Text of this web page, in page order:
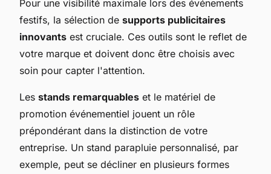
Pour une visibilité maximale lors des événements
festifs, la sélection de supports publicitaires
innovants est cruciale. Ces outils sont le reflet de
votre marque et doivent donc être choisis avec
soin pour capter l'attention.
Les stands remarquables et le matériel de
promotion événementiel jouent un rôle
prépondérant dans la distinction de votre
entreprise. Un stand parapluie personnalisé, par
exemple, peut se décliner en plusieurs formes